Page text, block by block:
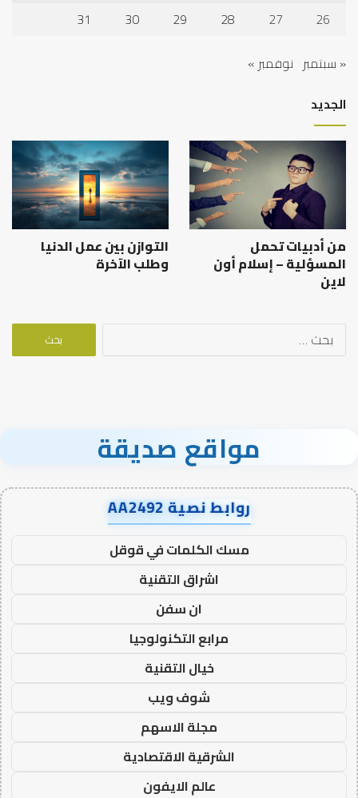
26
27
28
29
30
31
« سبتمبر نوفمبر »
الجديد
من أدبيات تحمل
المسؤلية – إسلام أون
لاين
التوازن بين عمل الدنيا
وطلب الآخرة
البحث
مواقع صديقة
روابط نصية AA2492
مسك الكلمات في قوقل
اشراق التقنية
ان سفن
مرابع التكنولوجيا
خيال التقنية
شوف ويب
مجلة الاسهم
الشرقية الاقتصادية
عالم الايفون